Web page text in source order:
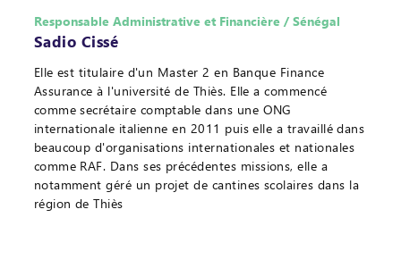
Responsable Administrative et Financière / Sénégal
Sadio Cissé
Elle est titulaire d'un Master 2 en Banque Finance
Assurance à l'université de Thiès. Elle a commencé
comme secrétaire comptable dans une ONG
internationale italienne en 2011 puis elle a travaillé dans
beaucoup d'organisations internationales et nationales
comme RAF. Dans ses précédentes missions, elle a
notamment géré un projet de cantines scolaires dans la
région de Thiès